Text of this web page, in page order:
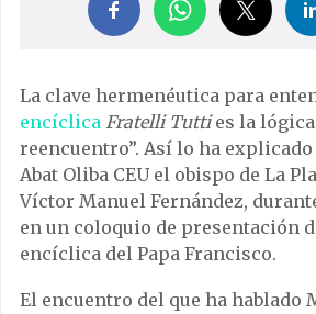
La clave hermenéutica para
encíclica Fratelli Tutties la
reencuentro”. Así lo ha
Abat Oliba CEU el obispo de La
Víctor Manuel Fernández,
en un coloquio de presentación
encíclica del Papa Francisco.
El encuentro del que ha hablado